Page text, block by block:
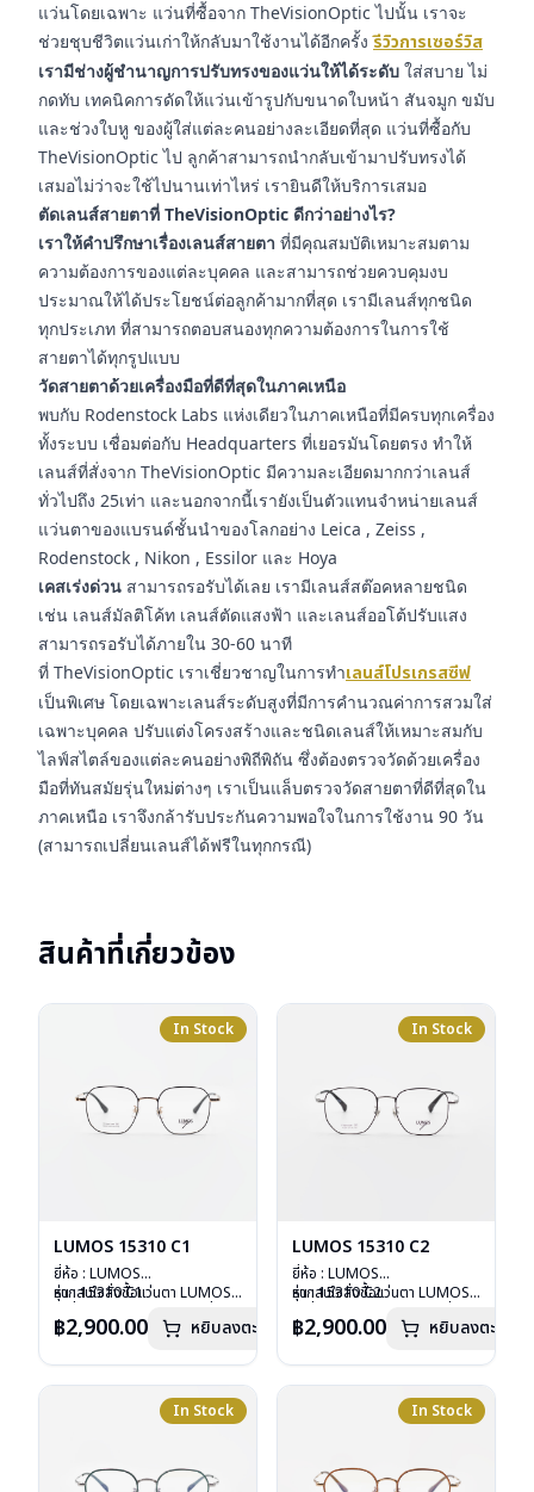
แว่นโดยเฉพาะ แว่นที่ซื้อจาก TheVisionOptic ไปนั้น เราจะ
ช่วยชุบชีวิตแว่นเก่าให้กลับมาใช้งานได้อีกครั้งรีวิวการเซอร์วิส
เรามีช่างผู้ชำนาญการปรับทรงของแว่นให้ได้ระดับ ใส่สบาย ไม่
กดทับ เทคนิคการดัดให้แว่นเข้ารูปกับขนาดใบหน้า สันจมูก ขมับ
และช่วงใบหู ของผู้ใส่แต่ละคนอย่างละเอียดที่สุด แว่นที่ซื้อกับ
TheVisionOptic ไป ลูกค้าสามารถนำกลับเข้ามาปรับทรงได้
เสมอไม่ว่าจะใช้ไปนานเท่าไหร่ เรายินดีให้บริการเสมอ
ตัดเลนส์สายตาที่ TheVisionOptic ดีกว่าอย่างไร?
เราให้คำปรึกษาเรื่องเลนส์สายตา ที่มีคุณสมบัติเหมาะสมตาม
ความต้องการของแต่ละบุคคล และสามารถช่วยควบคุมงบ
ประมาณให้ได้ประโยชน์ต่อลูกค้ามากที่สุด เรามีเลนส์ทุกชนิด
ทุกประเภท ที่สามารถตอบสนองทุกความต้องการในการใช้
สายตาได้ทุกรูปแบบ
วัดสายตาด้วยเครื่องมือที่ดีที่สุดในภาคเหนือ
พบกับ Rodenstock Labs แห่งเดียวในภาคเหนือที่มีครบทุกเครื่อง
ทั้งระบบ เชื่อมต่อกับ Headquarters ที่เยอรมันโดยตรง ทำให้
เลนส์ที่สั่งจาก TheVisionOptic มีความละเอียดมากกว่าเลนส์
ทั่วไปถึง 25เท่า และนอกจากนี้เรายังเป็นตัวแทนจำหน่ายเลนส์
แว่นตาของแบรนด์ชั้นนำของโลกอย่าง Leica , Zeiss ,
Rodenstock , Nikon , Essilor และ Hoya
เคสเร่งด่วน สามารถรอรับได้เลย เรามีเลนส์สต๊อคหลายชนิด
เช่น เลนส์มัลติโค้ท เลนส์ตัดแสงฟ้า และเลนส์ออโต้ปรับแสง
สามารถรอรับได้ภายใน 30-60 นาที
ที่ TheVisionOptic เราเชี่ยวชาญในการทำเลนส์โปรเกรสซีฟ
เป็นพิเศษ โดยเฉพาะเลนส์ระดับสูงที่มีการคำนวณค่าการสวมใส่
เฉพาะบุคคล ปรับแต่งโครงสร้างและชนิดเลนส์ให้เหมาะสมกับ
ไลฟ์สไตล์ของแต่ละคนอย่างพิถีพิถัน ซึ่งต้องตรวจวัดด้วยเครื่อง
มือที่ทันสมัยรุ่นใหม่ต่างๆ เราเป็นแล็บตรวจวัดสายตาที่ดีที่สุดใน
ภาคเหนือ เราจึงกล้ารับประกันความพอใจในการใช้งาน 90 วัน
(สามารถเปลี่ยนเลนส์ได้ฟรีในทุกกรณี)
สินค้าที่เกี่ยวข้อง
In Stock
LUMOS 15310 C1
ยี่ห้อ : LUMOS
รุ่น : 15310 C1
เลนส์ : Demo Lens
น้ำหนัก : 16 กรัม
อุปกรณ์ : กล่องแว่น , ผ้าเช็ดแว่น
หากสนใจสั่งชื้อแว่นตา LUMOS
ลงไว้กรุณาติดต่อเราคลิก
฿2,900.00 หยิบลงตะกร้า
In Stock
LUMOS 15310 C2
ยี่ห้อ : LUMOS
รุ่น : 15310 C2
เลนส์ : Demo Lens
น้ำหนัก : 16 กรัม
อุปกรณ์ : กล่องแว่น , ผ้าเช็ดแว่น
หากสนใจสั่งชื้อแว่นตา LUMOS
ลงไว้กรุณาติดต่อเราคลิก
฿2,900.00 หยิบลงตะกร้า
In Stock In Stock